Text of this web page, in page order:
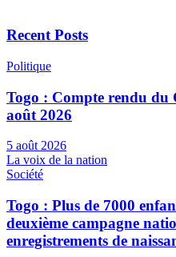
Recent Posts
Politique
Togo : Compte rendu du
août 2026
5 août 2026
La voix de la nation
Société
Togo : Plus de 7000
deuxième campagne
enregistrements de